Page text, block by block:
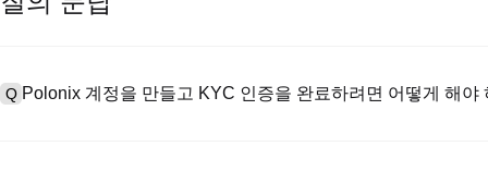
Q Polonix 계정을 만들고 KYC 인증을 완료하려면 어떻게 해야